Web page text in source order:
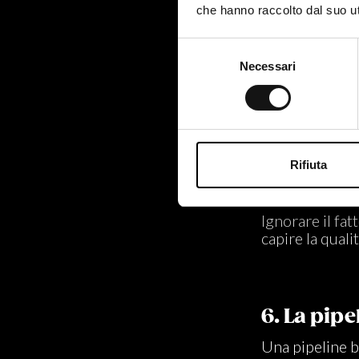
che hanno raccolto dal suo
Necessari
Rifiuta
Il tempo
problemi
Ignorare il
capire la
6. La
Una pipeline